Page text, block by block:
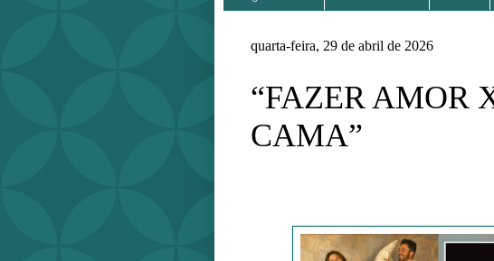
quarta-feira, 29 de abril de 2026
“FAZER AMOR
CAMA”